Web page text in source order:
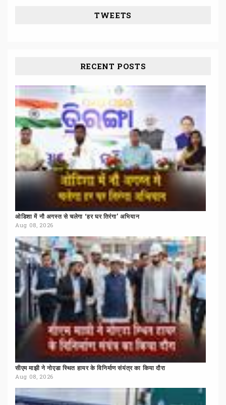
TWEETS
RECENT POSTS
ओडिशा में नौ अगस्त से चलेगा ‘हर घर तिरंगा’ अभियान
Aug 08, 2026
सीएम माझी ने नोएडा स्थित हायर के विनिर्माण संयंत्र का किया दौरा
Aug 08, 2026